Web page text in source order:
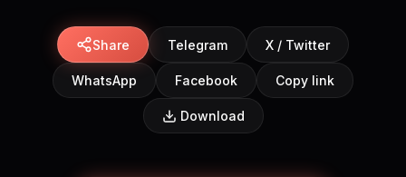
Share Telegram X / Twitter
WhatsApp Facebook Copy link
Download